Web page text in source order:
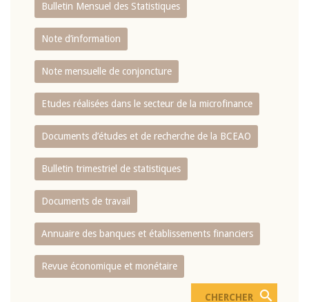
Bulletin Mensuel des Statistiques
Note d’information
Note mensuelle de conjoncture
Etudes réalisées dans le secteur de la microfinance
Documents d’études et de recherche de la BCEAO
Bulletin trimestriel de statistiques
Documents de travail
Annuaire des banques et établissements financiers
Revue économique et monétaire